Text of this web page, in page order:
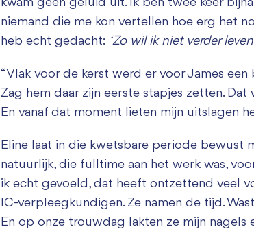
kwam geen geluid uit. Ik ben twee keer
niemand die me kon vertellen hoe erg het
heb echt gedacht: ‘Zo wil ik niet verder
“Vlak voor de kerst werd er voor James
Zag hem daar zijn eerste stapjes zetten.
En vanaf dat moment lieten mijn uitslagen
Eline laat in die kwetsbare periode bewust
natuurlijk, die fulltime aan het werk was,
ik echt gevoeld, dat heeft ontzettend veel
IC-verpleegkundigen. Ze namen de tijd.
En op onze trouwdag lakten ze mijn nagels